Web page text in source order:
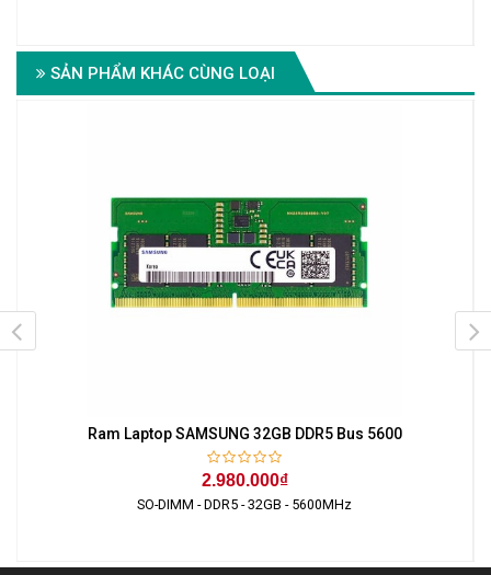
SẢN PHẨM KHÁC CÙNG LOẠI
Ram Laptop SAMSUNG 32GB DDR5 Bus 5600
2.980.000₫
SO-DIMM - DDR5 - 32GB - 5600MHz